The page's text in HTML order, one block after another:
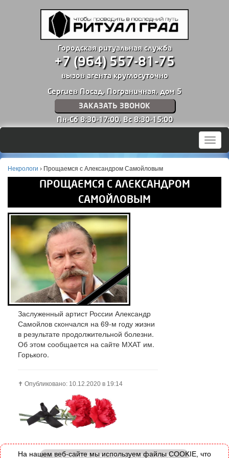
Городская ритуальная служба
+7 (964) 557-81-75
вызов агента круглосуточно
Сергиев Посад, Пограничная, дом 5
ЗАКАЗАТЬ ЗВОНОК
Пн-Сб 8:30-17:00, Вс 8:30-15:00
Меню
Некрологи › Прощаемся с Александром Самойловым
ПРОЩАЕМСЯ С АЛЕКСАНДРОМ
САМОЙЛОВЫМ
Заслуженный артист России Александр
Самойлов скончался на 69-м году жизни
в результате продолжительной болезни.
Об этом сообщается на сайте МХАТ им.
Горького.
✝️ Опубликовано: 10.12.2020 в 19:14
Умер народный артист России, Михаил Кокшенов >>
На нашем веб-сайте мы используем файлы COOKIE, что